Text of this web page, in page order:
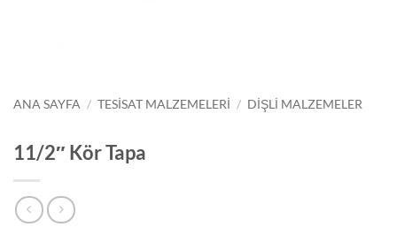
ANA SAYFA / TESISAT MALZEMELERI / DIŞLI MALZEMELER
11/2″ Kör Tapa